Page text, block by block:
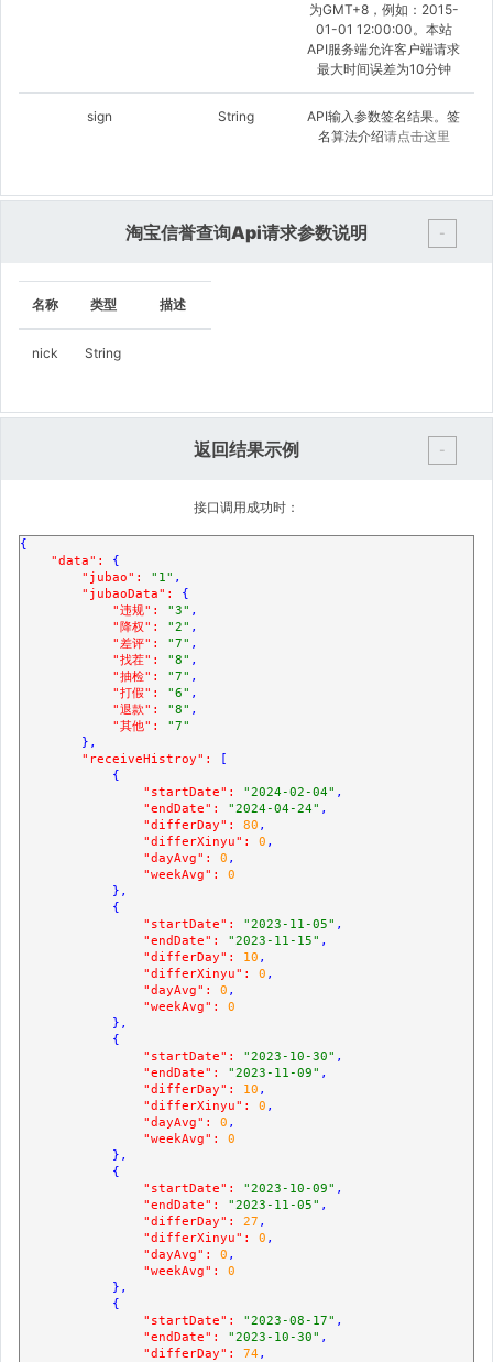
为GMT+8，例如：2015-
01-01 12:00:00。本站
API服务端允许客户端请求
最大时间误差为10分钟
sign String
API输入参数签名结果。签
名算法介绍请点击这里
淘宝信誉查询Api请求参数说明 -
名称 类型 描述
nick String
返回结果示例 -
接口调用成功时：
{
"data":
{
"jubao":
"1" ,
"jubaoData":
{
"违规":
"3" ,
"降权":
"2" ,
"差评":
"7" ,
"找茬":
"8" ,
"抽检":
"7" ,
"打假":
"6" ,
"退款":
"8" ,
"其他":
"7"
        },
"receiveHistroy":
[
            {
"startDate":
"2024-02-04" ,
"endDate":
"2024-04-24" ,
"differDay":
80 ,
"differXinyu":
0 ,
"dayAvg":
0 ,
"weekAvg":
0
            },
            {
"startDate":
"2023-11-05" ,
"endDate":
"2023-11-15" ,
"differDay":
10 ,
"differXinyu":
0 ,
"dayAvg":
0 ,
"weekAvg":
0
            },
            {
"startDate":
"2023-10-30" ,
"endDate":
"2023-11-09" ,
"differDay":
10 ,
"differXinyu":
0 ,
"dayAvg":
0 ,
"weekAvg":
0
            },
            {
"startDate":
"2023-10-09" ,
"endDate":
"2023-11-05" ,
"differDay":
27 ,
"differXinyu":
0 ,
"dayAvg":
0 ,
"weekAvg":
0
            },
            {
"startDate":
"2023-08-17" ,
"endDate":
"2023-10-30" ,
"differDay":
74 ,